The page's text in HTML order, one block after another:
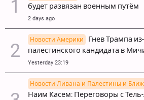
будет развязан военным путём
2 days ago
Новости Америки
Гнев Трампа
палестинского кандидата в
Yesterday 23:19
Новости Ливана и Палестины и
Наим Касем: Переговоры с